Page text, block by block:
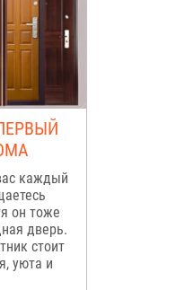
каждый
он тоже
дверь.
стоит
уюта и